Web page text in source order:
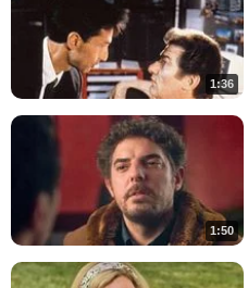
1:36
1:50